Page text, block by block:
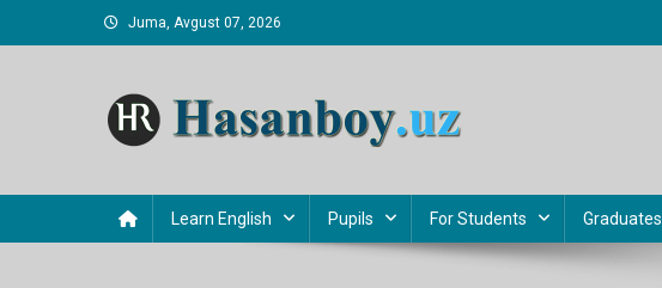
to
Juma, Avgust 07, 2026
Learn English Pupils For Students Graduates